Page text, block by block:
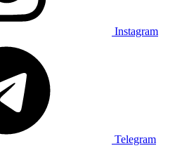
Instagram
Telegram